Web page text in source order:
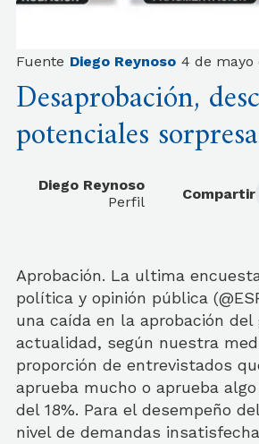
Fuente Diego Reynoso 4 de mayo
Desaprobación,
potenciales
Diego Reynoso
Perfil
Compartir
Aprobación. La ultima
política y opinión pública
una caída en la aprobación del
actualidad, según nuestra
proporción de entrevistados
aprueba mucho o aprueba
del 18%. Para el desempeño
nivel de demandas